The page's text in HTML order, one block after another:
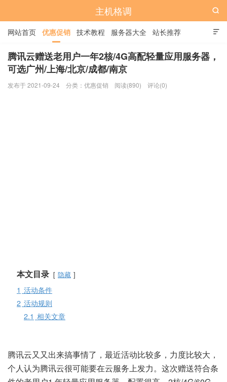
主机格调

网站首页 优惠促销 技术教程 服务器大全 站长推荐
全站标签 广告位

腾讯云赠送老用户一年2核/4G高配轻量应用服务器，
可选广州/上海/北京/成都/南京
发布于 2021-09-24 分类： 优惠促销 阅读(890) 评论(0)
本文目录 隐藏
1 活动条件
2 活动规则
2.1 相关文章
腾讯云又又出来搞事情了，最近活动比较多，力度比较大，
个人认为腾讯云很可能要在云服务上发力。这次赠送符合条